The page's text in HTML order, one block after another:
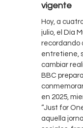
vigente
Hoy, a
julio, el Día
recordando
entretiene,
cambiar
BBC
en 2025,
“Just for
aquella